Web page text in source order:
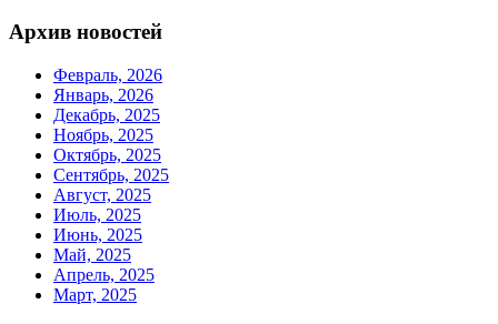
Архив новостей
Февраль, 2026
Январь, 2026
Декабрь, 2025
Ноябрь, 2025
Октябрь, 2025
Сентябрь, 2025
Август, 2025
Июль, 2025
Июнь, 2025
Май, 2025
Апрель, 2025
Март, 2025